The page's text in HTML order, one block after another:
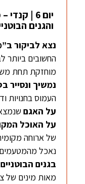
יום 6 |
והגנים
נצא לביקור
החשובים ביותר
מוחזקת תחת
נמשיך ונסייר
העמוס בחנויות
על האגם
על האוכל
של ארוחה
נאכל
בגנים
מאות מינים של